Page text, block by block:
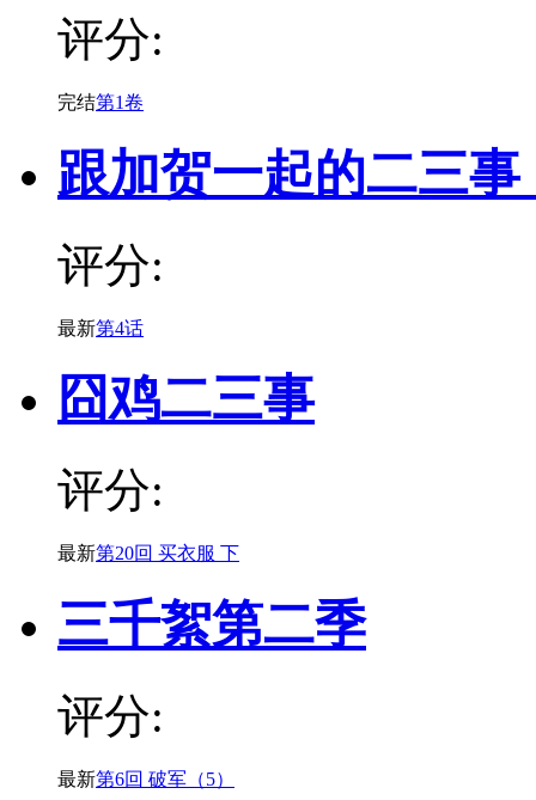
评分:
完结第1卷
跟加贺一起的二三事
评分:
最新第4话
囧鸡二三事
评分:
最新第20回 买衣服 下
三千絮第二季
评分:
最新第6回 破军（5）